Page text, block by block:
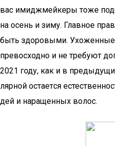
вас ими­дж­мей­ке­ры тоже
на осень и зиму. Глав­ное
быть здо­ро­вы­ми.
пре­вос­ход­но и не тре­бу­ют
2021 году, как и в
ляр­ной оста­ет­ся
дей и нара­щен­ных волос.